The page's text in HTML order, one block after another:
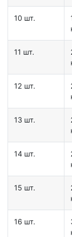
10 шт.
11 шт.
12 шт.
13 шт.
14 шт.
15 шт.
16 шт.